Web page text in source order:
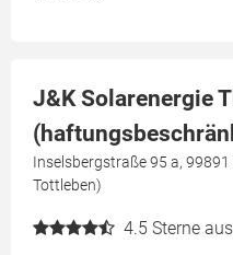
J&K Solarenergie
Inselsbergstraße 95 a,
Tottleben)
4.5 Sterne